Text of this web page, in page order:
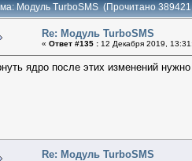
Модуль TurboSMS (Прочитано 389421
Re: Модуль TurboSMS
« Ответ #135 : 12 Декабря 2019,
ядро после этих изменений
Re: Модуль TurboSMS